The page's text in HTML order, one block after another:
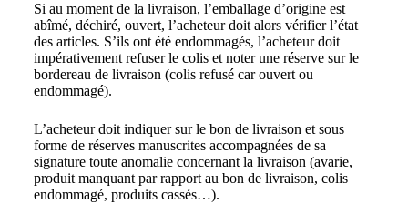
Si au moment de la livraison, l’emballage d’origine est
abîmé, déchiré, ouvert, l’acheteur doit alors vérifier l’état
des articles. S’ils ont été endommagés, l’acheteur doit
impérativement refuser le colis et noter une réserve sur le
bordereau de livraison (colis refusé car ouvert ou
endommagé).
L’acheteur doit indiquer sur le bon de livraison et sous
forme de réserves manuscrites accompagnées de sa
signature toute anomalie concernant la livraison (avarie,
produit manquant par rapport au bon de livraison, colis
endommagé, produits cassés…).